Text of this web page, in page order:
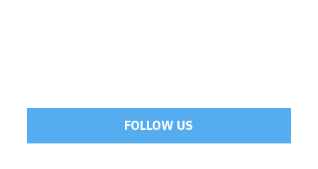
FOLLOW US